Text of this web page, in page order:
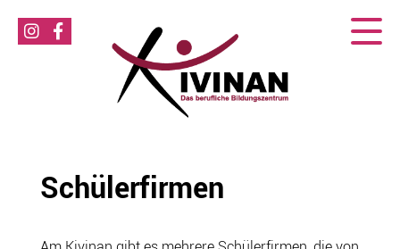
Schülerfirmen